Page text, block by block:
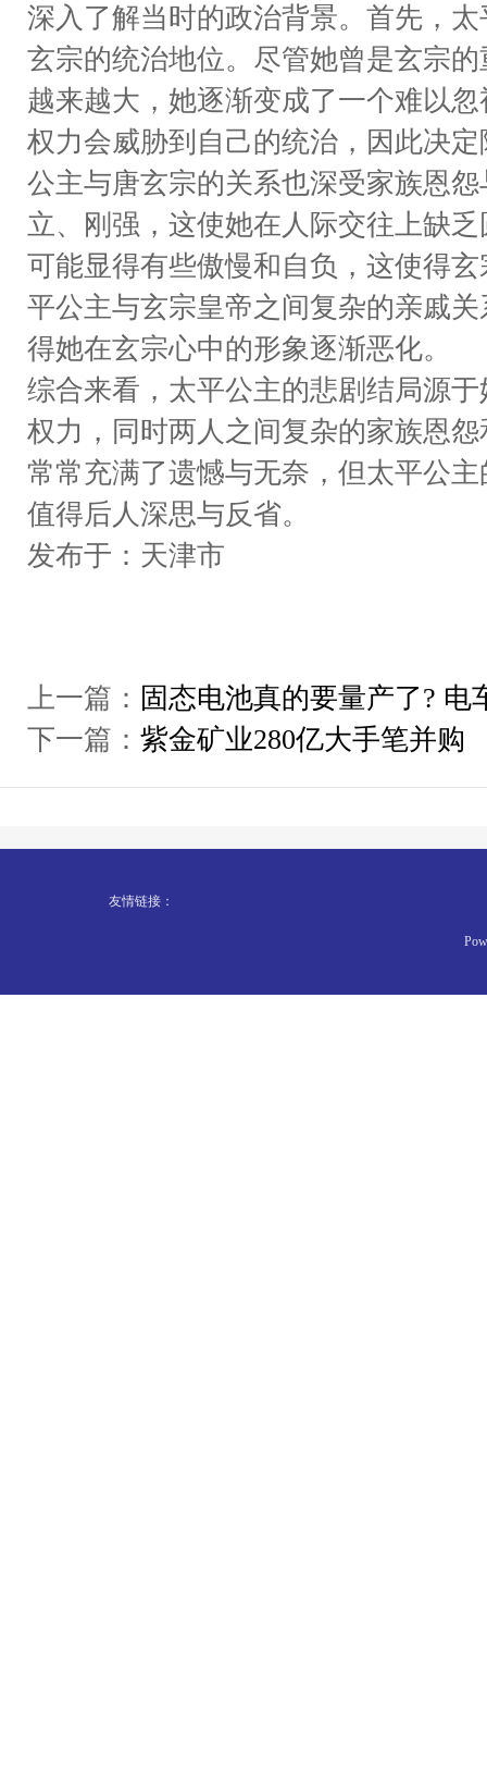
深入了解当时的政治背景。首先，
玄宗的统治地位。尽管她曾是玄宗
越来越大，她逐渐变成了一个难以
权力会威胁到自己的统治，因此决
公主与唐玄宗的关系也深受家族恩
立、刚强，这使她在人际交往上缺
可能显得有些傲慢和自负，这使得
平公主与玄宗皇帝之间复杂的亲戚
得她在玄宗心中的形象逐渐恶化。
综合来看，太平公主的悲剧结局源
权力，同时两人之间复杂的家族恩
常常充满了遗憾与无奈，但太平公
值得后人深思与反省。
发布于：天津市
上一篇： 固态电池真的要量产了?
下一篇： 紫金矿业280亿大手笔并购
友情链接：